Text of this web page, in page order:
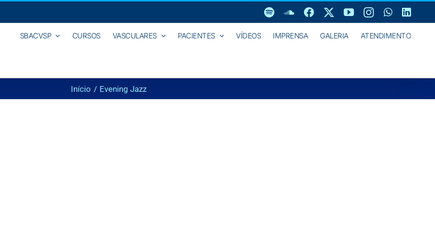
SpotifySoundCloud
FacebookYouTubeInstagram
SBACVSP CURSOS VASCULARES PACIENTES VÍDEOS IMPRENSA GALERIA ATENDIMENTO
Início Evening Jazz